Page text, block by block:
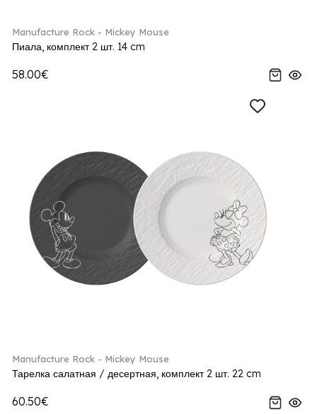
Manufacture Rock - Mickey Mouse
Пиала, комплект 2 шт. 14 cm
58.00€
Manufacture Rock - Mickey Mouse
Тарелка салатная / десертная, комплект 2 шт. 22 cm
60.50€